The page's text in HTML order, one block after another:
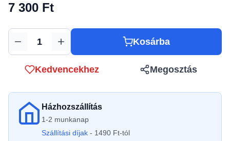
7 300 Ft
Mennyiség Kosárba
Kedvencekhez Megosztás
Házhozszállítás
1-2 munkanap
Szállítási díjak - 1490 Ft-tól